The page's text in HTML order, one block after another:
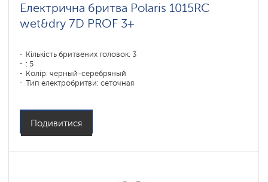
Електрична бритва Polaris 1015RC
wet&dry 7D PROF 3+
Кількість бритвених головок: 3
: 5
Колір: черный-серебряный
Тип електробритви: сеточная
Час зарядки акумулятора: 1,5
Подивитися